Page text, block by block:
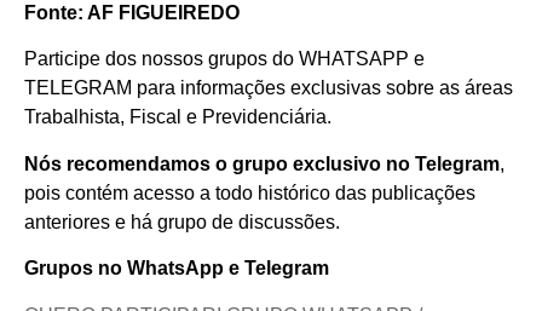
Fonte: AF FIGUEIREDO
Participe dos nossos grupos do WHATSAPP e
TELEGRAM para informações exclusivas sobre as áreas
Trabalhista, Fiscal e Previdenciária.
Nós recomendamos o grupo exclusivo no Telegram,
pois contém acesso a todo histórico das publicações
anteriores e há grupo de discussões.
Grupos no WhatsApp e Telegram